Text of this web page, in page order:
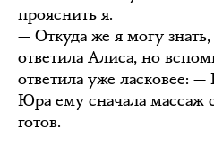
прояснить я.
— Откуда же я могу
ответила Алиса, но
ответила уже ласковее: —
Юра ему сначала массаж
готов.